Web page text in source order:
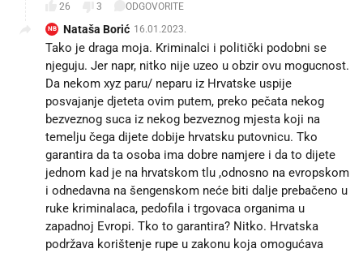
26 3 ODGOVORITE
NB Nataša Borić 16.01.2023.
Tako je draga moja. Kriminalci i politički podobni se
njeguju. Jer napr, nitko nije uzeo u obzir ovu mogucnost.
Da nekom xyz paru/ neparu iz Hrvatske uspije
posvajanje djeteta ovim putem, preko pečata nekog
bezveznog suca iz nekog bezveznog mjesta koji na
temelju čega dijete dobije hrvatsku putovnicu. Tko
garantira da ta osoba ima dobre namjere i da to dijete
jednom kad je na hrvatskom tlu ,odnosno na evropskom
i odnedavna na šengenskom neće biti dalje prebačeno u
ruke kriminalaca, pedofila i trgovaca organima u
zapadnoj Evropi. Tko to garantira? Nitko. Hrvatska
podržava korištenje rupe u zakonu koja omogućava